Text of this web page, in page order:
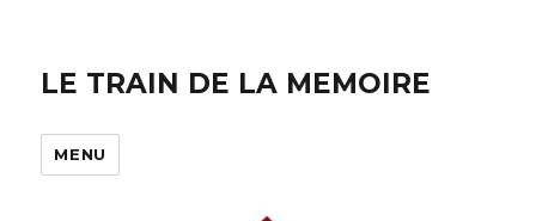
LE TRAIN DE LA MEMOIRE
MENU